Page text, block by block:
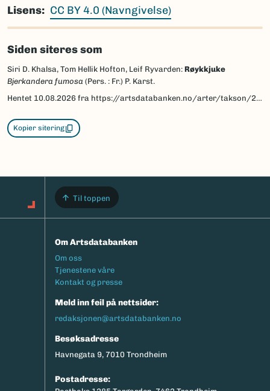
Lisens
CC BY 4.0 (Navngivelse)
Siden siteres som
Siri D. Khalsa, Tom Hellik Hofton, Leif Ryvarden: Røykkjuke
Bjerkandera fumosa (Pers. : Fr.) P. Karst.
Hentet 10.08.2026 fra https://artsdatabanken.no/arter/takson/218048/beskrivelse
Kopier sitering
Til toppen
Om Artsdatabanken
Footermeny
Om oss
Tjenestene våre
Kontakt og presse
Meld inn feil på nettsider:
redaksjonen@artsdatabanken.no
Besøksadresse
Havnegata 9, 7010 Trondheim
Postadresse: